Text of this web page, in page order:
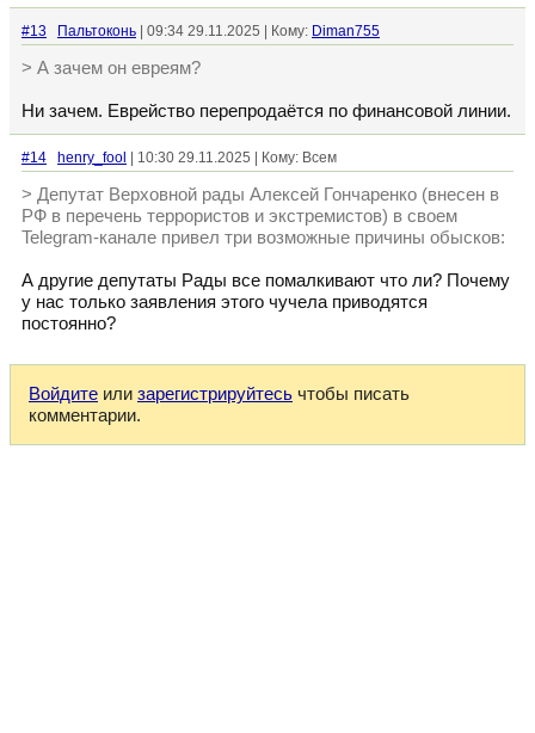
#13 Пальтоконь | 09:34 29.11.2025 | Кому: Diman755
> А зачем он евреям?
Ни зачем. Еврейство перепродаётся по финансовой линии.
#14 henry_fool | 10:30 29.11.2025 | Кому: Всем
> Депутат Верховной рады Алексей Гончаренко (внесен в
РФ в перечень террористов и экстремистов) в своем
Telegram-канале привел три возможные причины обысков:
А другие депутаты Рады все помалкивают что ли? Почему
у нас только заявления этого чучела приводятся
постоянно?
Войдите или зарегистрируйтесь чтобы писать
комментарии.